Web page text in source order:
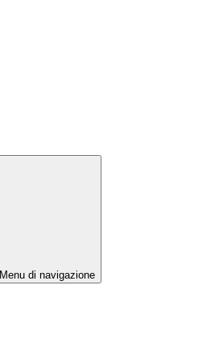
Menu di navigazione